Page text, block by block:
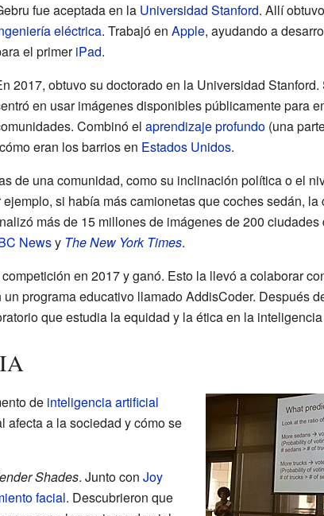
fue aceptada en la Universidad Stanford. Allí
eléctrica. Trabajó en Apple, ayudando a
el primeriPad.
2017, obtuvo su doctorado en la Universidad
en usar imágenes disponibles públicamente para
Combinó el aprendizaje profundo(una
eran los barrios en Estados Unidos.
de una comunidad, como su inclinación política o el
si había más camionetas que coches sedán, la
más de 15 millones de imágenes de 200 ciudades
Newsy The New York Times.
en 2017 y ganó. Esto la llevó a colaborar
programa educativo llamado AddisCoder. Después
que estudia la equidad y la ética en la
de inteligencia artificial
a la sociedad y cómo se
Shades. Junto con Joy
facial. Descubrieron que